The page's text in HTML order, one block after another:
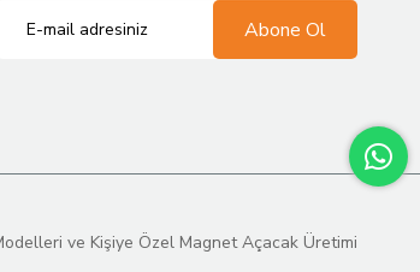
Abone Ol
ve Kişiye Özel Magnet Açacak Üretimi